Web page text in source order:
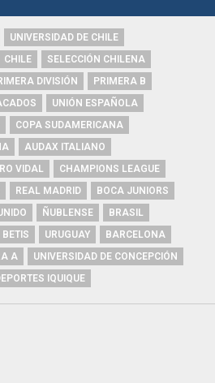
UNIVERSIDAD DE CHILE
CHILE
SELECCIÓN CHILENA
DIVISIÓN
PRIMERA B
UNIÓN ESPAÑOLA
COPA SUDAMERICANA
AUDAX ITALIANO
VIDAL
CHAMPIONS LEAGUE
REAL MADRID
BOCA JUNIORS
ÑUBLENSE
BRASIL
BETIS URUGUAY
BARCELONA
A
UNIVERSIDAD DE CONCEPCIÓN
IQUIQUE